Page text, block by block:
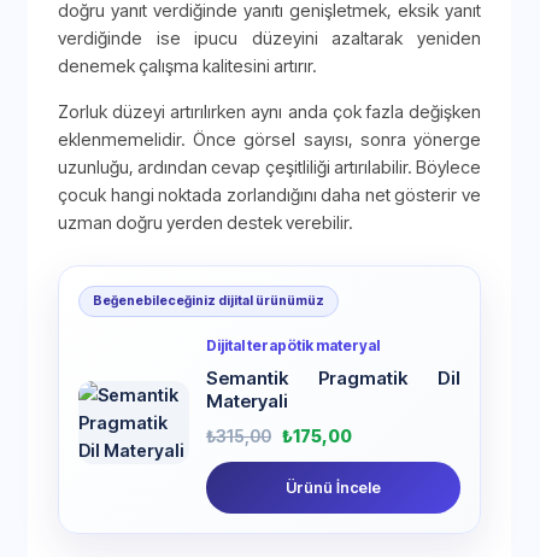
doğru yanıt verdiğinde yanıtı genişletmek, eksik yanıt
verdiğinde ise ipucu düzeyini azaltarak yeniden
denemek çalışma kalitesini artırır.
Zorluk düzeyi artırılırken aynı anda çok fazla değişken
eklenmemelidir. Önce görsel sayısı, sonra yönerge
uzunluğu, ardından cevap çeşitliliği artırılabilir. Böylece
çocuk hangi noktada zorlandığını daha net gösterir ve
uzman doğru yerden destek verebilir.
Beğenebileceğiniz dijital ürünümüz
Dijital terapötik materyal
Semantik Pragmatik Dil
Materyali
₺315,00 ₺175,00
Ürünü İncele